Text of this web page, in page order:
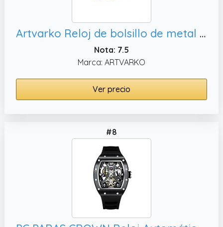
Artvarko Reloj de bolsillo de metal clásico vintage de París con colgante de cadena larga para hombres, Classic
Nota: 7.5
Marca: ARTVARKO
Ver precio
#8